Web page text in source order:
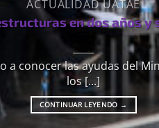
ACTUALIDAD UATAE
en dos años y
a conocer las ayudas del
los [...]
CONTINUAR LEYENDO →